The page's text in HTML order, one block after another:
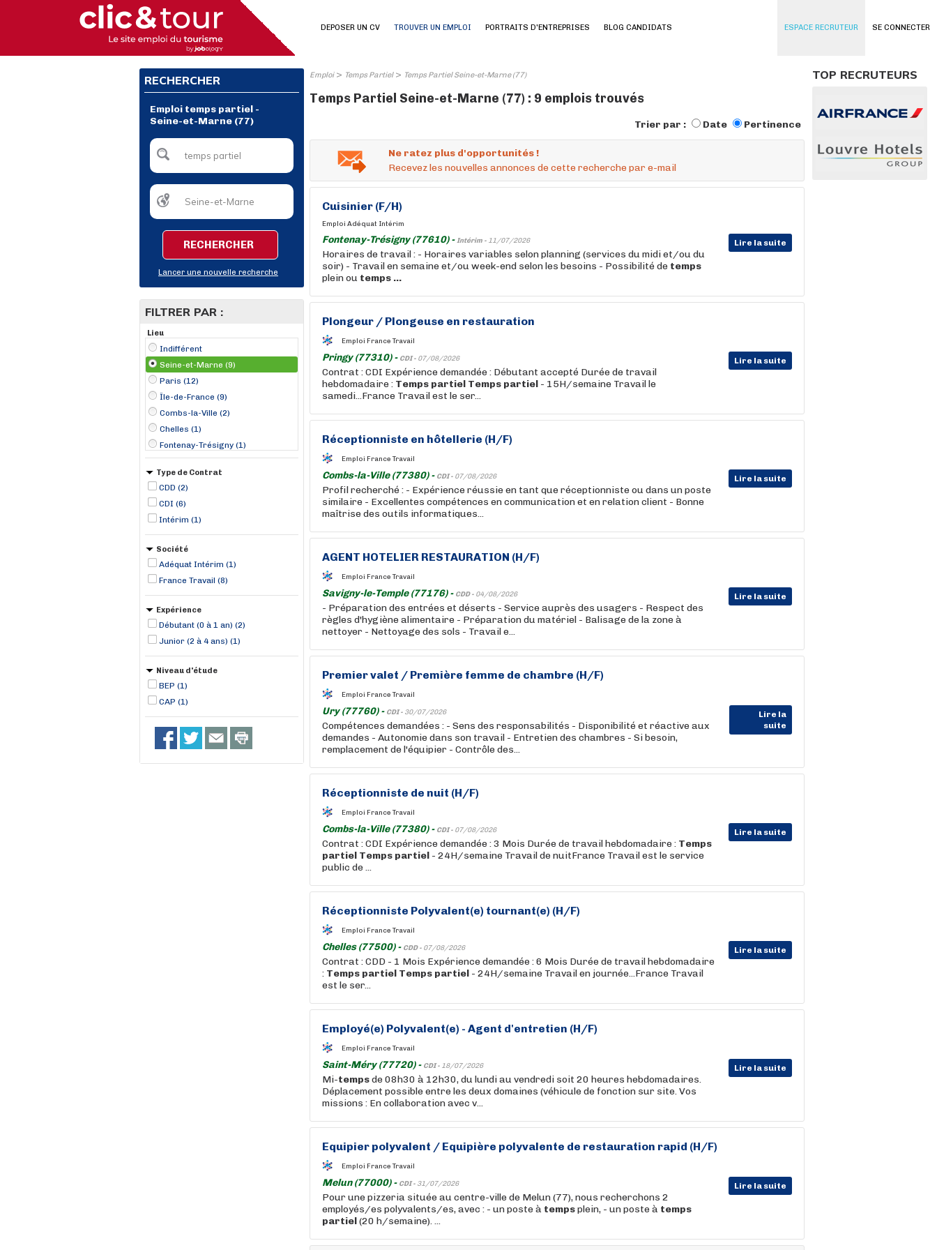
SE CONNECTER
DEPOSER UN CV TROUVER UN EMPLOI PORTRAITS D'ENTREPRISES BLOG CANDIDATS ESPACE RECRUTEUR
RECHERCHER
Emploi temps partiel -
Seine-et-Marne (77)
RECHERCHER
Lancer une nouvelle recherche
FILTRER PAR :
Lieu
Indifférent
Seine-et-Marne (9)
Paris (12)
Île-de-France (9)
Combs-la-Ville (2)
Chelles (1)
Fontenay-Trésigny (1)
Melun (1)
Pringy (1)
Saint-Méry (1)
Savigny-le-Temple (1)
Ury (1)
Type de Contrat
CDD (2)
CDI (6)
Intérim (1)
Société
Adéquat Intérim (1)
France Travail (8)
Expérience
Débutant (0 à 1 an) (2)
Junior (2 à 4 ans) (1)
Niveau d'étude
BEP (1)
CAP (1)
Emploi> Temps Partiel> Temps Partiel Seine-et-Marne (77)
Temps Partiel Seine-et-Marne (77) : 9 emplois trouvés
Trier par : Date Pertinence
Ne ratez plus d'opportunités !
Recevez les nouvelles annonces de cette recherche par e-mail
Cuisinier (F/H)
Emploi Adéquat Intérim
Fontenay-Trésigny (77610) -Intérim - 11/07/2026 Lire la suite
Horaires de travail : - Horaires variables selon planning (services du midi et/ou du
soir) - Travail en semaine et/ou week-end selon les besoins - Possibilité de temps
plein ou temps ...
Plongeur / Plongeuse en restauration
Emploi France Travail
Pringy (77310) - CDI - 07/08/2026 Lire la suite
Contrat : CDI Expérience demandée : Débutant accepté Durée de travail
hebdomadaire : Temps partiel Temps partiel - 15H/semaine Travail le
samedi...France Travail est le ser...
Réceptionniste en hôtellerie (H/F)
Emploi France Travail
Combs-la-Ville (77380) - CDI - 07/08/2026 Lire la suite
Profil recherché : - Expérience réussie en tant que réceptionniste ou dans un poste
similaire - Excellentes compétences en communication et en relation client - Bonne
maîtrise des outils informatiques...
AGENT HOTELIER RESTAURATION (H/F)
Emploi France Travail
Savigny-le-Temple (77176) - CDD - 04/08/2026 Lire la suite
- Préparation des entrées et déserts - Service auprès des usagers - Respect des
règles d'hygiène alimentaire - Préparation du matériel - Balisage de la zone à
nettoyer - Nettoyage des sols - Travail e...
Premier valet / Première femme de chambre (H/F)
Emploi France Travail
Ury (77760) - CDI - 30/07/2026
Lire la
suite
Compétences demandées : - Sens des responsabilités - Disponibilité et réactive aux
demandes - Autonomie dans son travail - Entretien des chambres - Si besoin,
remplacement de l'équipier - Contrôle des...
Réceptionniste de nuit (H/F)
Emploi France Travail
Combs-la-Ville (77380) - CDI - 07/08/2026 Lire la suite
Contrat : CDI Expérience demandée : 3 Mois Durée de travail hebdomadaire : Temps
partiel Temps partiel - 24H/semaine Travail de nuitFrance Travail est le service
public de ...
Réceptionniste Polyvalent(e) tournant(e) (H/F)
Emploi France Travail
Chelles (77500) - CDD - 07/08/2026 Lire la suite
Contrat : CDD - 1 Mois Expérience demandée : 6 Mois Durée de travail hebdomadaire
: Temps partiel Temps partiel - 24H/semaine Travail en journée...France Travail
est le ser...
Employé(e) Polyvalent(e) - Agent d'entretien (H/F)
Emploi France Travail
Saint-Méry (77720) - CDI - 18/07/2026 Lire la suite
Mi-tempsde 08h30 à 12h30, du lundi au vendredi soit 20 heures hebdomadaires.
Déplacement possible entre les deux domaines (véhicule de fonction sur site. Vos
missions : En collaboration avec v...
Equipier polyvalent / Equipière polyvalente de restauration rapid (H/F)
Emploi France Travail
Melun (77000) - CDI - 31/07/2026 Lire la suite
Pour une pizzeria située au centre-ville de Melun (77), nous recherchons 2
employés/es polyvalents/es, avec : - un poste à tempsplein, - un poste à temps
partiel(20 h/semaine). ...
TOP RECRUTEURS